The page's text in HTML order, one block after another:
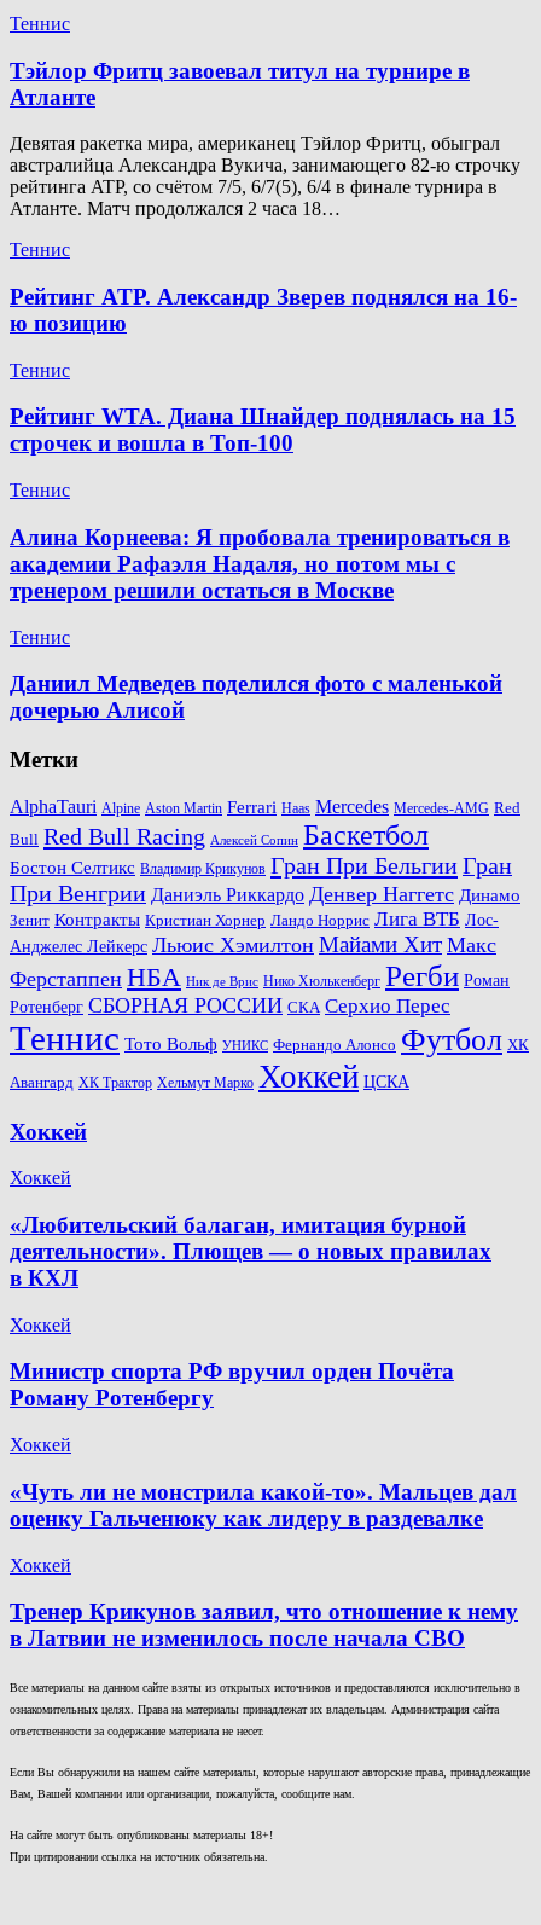
Теннис
Тэйлор Фритц завоевал титул на турнире в
Атланте
Девятая ракетка мира, американец Тэйлор Фритц, обыграл
австралийца Александра Вукича, занимающего 82-ю строчку
рейтинга ATP, со счётом 7/5, 6/7(5), 6/4 в финале турнира в
Атланте. Матч продолжался 2 часа 18…
Теннис
Рейтинг ATP. Александр Зверев поднялся на 16-
ю позицию
Теннис
Рейтинг WTA. Диана Шнайдер поднялась на 15
строчек и вошла в Топ-100
Теннис
Алина Корнеева: Я пробовала тренироваться в
академии Рафаэля Надаля, но потом мы с
тренером решили остаться в Москве
Теннис
Даниил Медведев поделился фото с маленькой
дочерью Алисой
Метки
AlphaTauri Alpine Aston Martin Ferrari Haas Mercedes Mercedes-AMG Red
Bull Red Bull Racing Алексей Сопин Баскетбол
Бостон Селтикс Владимир Крикунов Гран При БельгииГран
При Венгрии Даниэль Риккардо Денвер Наггетс Динамо
Зенит Контракты Кристиан Хорнер Ландо Норрис Лига ВТБ Лос-
Анджелес Лейкерс Льюис Хэмилтон Майами Хит Макс
Ферстаппен НБА Ник де Врис Нико Хюлькенберг Регби Роман
Ротенберг СБОРНАЯ РОССИИ СКА Серхио Перес
Теннис Тото Вольф УНИКС Фернандо Алонсо Футбол ХК
Авангард ХК Трактор Хельмут Марко Хоккей ЦСКА
Хоккей
Хоккей
«Любительский балаган, имитация бурной
деятельности». Плющев — о новых правилах
в КХЛ
Хоккей
Министр спорта РФ вручил орден Почёта
Роману Ротенбергу
Хоккей
«Чуть ли не монстрила какой-то». Мальцев дал
оценку Гальченюку как лидеру в раздевалке
Хоккей
Тренер Крикунов заявил, что отношение к нему
в Латвии не изменилось после начала СВО
Все материалы на данном сайте взяты из открытых источников и предоставляются исключительно в
ознакомительных целях. Права на материалы принадлежат их владельцам. Администрация сайта
ответственности за содержание материала не несет.
Если Вы обнаружили на нашем сайте материалы, которые нарушают авторские права, принадлежащие
Вам, Вашей компании или организации, пожалуйста, сообщите нам.
На сайте могут быть опубликованы материалы 18+!
При цитировании ссылка на источник обязательна.